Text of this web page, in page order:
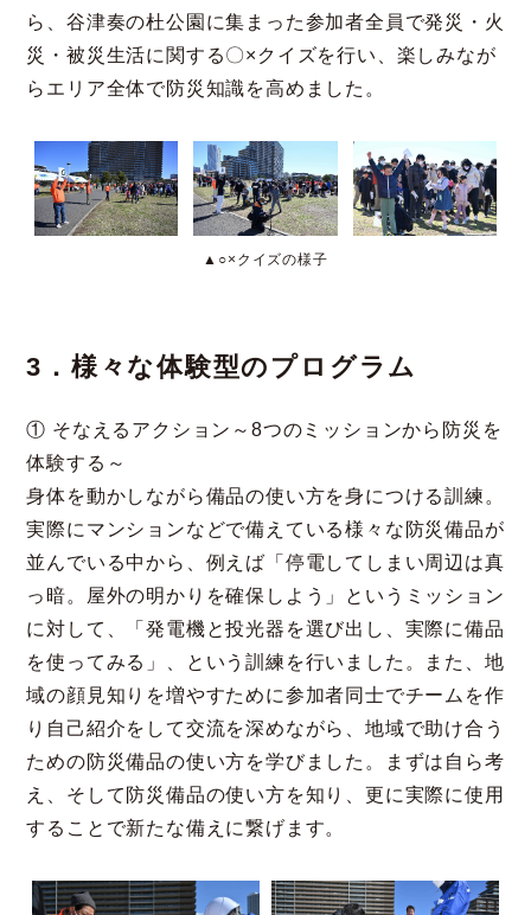
ら、谷津奏の杜公園に集まった参加者全員で発災・火
災・被災生活に関する〇×クイズを行い、楽しみなが
らエリア全体で防災知識を高めました。
▲○×クイズの様子
3．様々な体験型のプログラム
① そなえるアクション～8つのミッションから防災を
体験する～
身体を動かしながら備品の使い方を身につける訓練。
実際にマンションなどで備えている様々な防災備品が
並んでいる中から、例えば「停電してしまい周辺は真
っ暗。屋外の明かりを確保しよう」というミッション
に対して、「発電機と投光器を選び出し、実際に備品
を使ってみる」、という訓練を行いました。また、地
域の顔見知りを増やすために参加者同士でチームを作
り自己紹介をして交流を深めながら、地域で助け合う
ための防災備品の使い方を学びました。まずは自ら考
え、そして防災備品の使い方を知り、更に実際に使用
することで新たな備えに繋げます。